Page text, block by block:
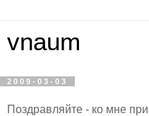
vnaum
2009-03-03
Поздравляйте - ко мне